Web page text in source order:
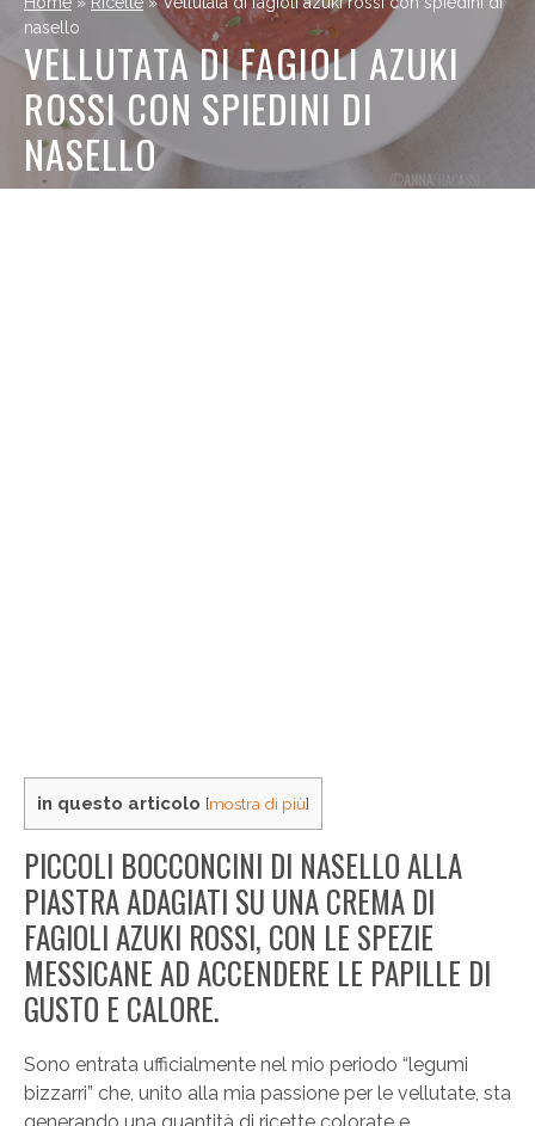
nasello
VELLUTATA DI FAGIOLI AZUKI
ROSSI CON SPIEDINI DI
NASELLO
in questo articolo [mostra di più]
PICCOLI BOCCONCINI DI NASELLO ALLA
PIASTRA ADAGIATI SU UNA CREMA DI
FAGIOLI AZUKI ROSSI, CON LE SPEZIE
MESSICANE AD ACCENDERE LE PAPILLE DI
GUSTO E CALORE.
Sono entrata ufficialmente nel mio periodo “legumi
bizzarri” che, unito alla mia passione per le vellutate, sta